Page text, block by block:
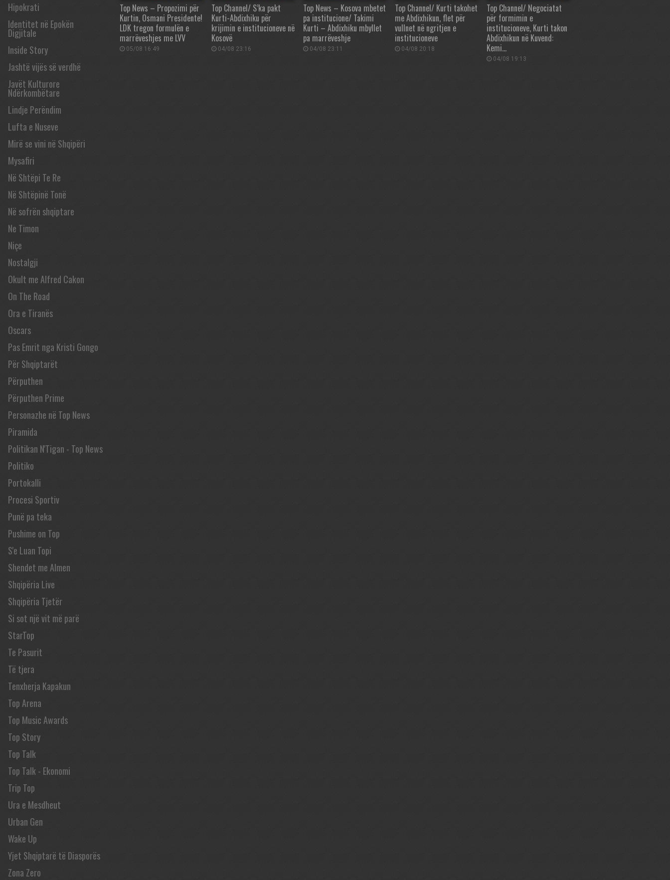
Hipokrati
Identitet në Epokën
Digjitale
Inside Story
Jashtë vijës së verdhë
Javët Kulturore
Ndërkombëtare
Lindje Perëndim
Lufta e Nuseve
Mirë se vini në Shqipëri
Mysafiri
Në Shtëpi Te Re
Në Shtëpinë Tonë
Në sofrën shqiptare
Ne Timon
Niçe
Nostalgji
Okult me Alfred Cakon
On The Road
Ora e Tiranës
Oscars
Pas Emrit nga Kristi Gongo
Për Shqiptarët
Përputhen
Përputhen Prime
Personazhe në Top News
Piramida
Politikan N'Tigan - Top News
Politiko
Portokalli
Procesi Sportiv
Punë pa teka
Pushime on Top
S'e Luan Topi
Shendet me Almen
Shqipëria Live
Shqipëria Tjetër
Si sot një vit më parë
StarTop
Te Pasurit
Të tjera
Tenxherja Kapakun
Top Arena
Top Music Awards
Top Story
Top Talk
Top Talk - Ekonomi
Trip Top
Ura e Mesdheut
Urban Gen
Wake Up
Yjet Shqiptarë të Diasporës
Zona Zero
Top News – Propozimi për
Kurtin, Osmani Presidente!
LDK tregon formulën e
marrëveshjes me LVV
05/08 16:49
Top Channel/ S’ka pakt
Kurti-Abdixhiku për
krijimin e institucioneve në
Kosovë
04/08 23:16
Top News – Kosova mbetet
pa institucione/ Takimi
Kurti – Abdixhiku mbyllet
pa marrëveshje
04/08 23:11
Top Channel/ Kurti takohet
me Abdixhikun, flet për
vullnet në ngritjen e
institucioneve
04/08 20:18
Top Channel/ Negociatat
për formimin e
institucioneve, Kurti takon
Abdixhikun në Kuvend:
Kemi…
04/08 19:13